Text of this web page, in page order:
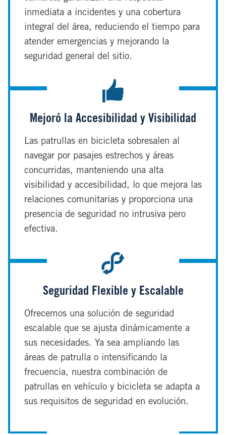
inmediata a incidentes y una cobertura
integral del área, reduciendo el tiempo para
atender emergencias y mejorando la
seguridad general del sitio.
Mejoró la Accesibilidad y Visibilidad
Las patrullas en bicicleta sobresalen al
navegar por pasajes estrechos y áreas
concurridas, manteniendo una alta
visibilidad y accesibilidad, lo que mejora las
relaciones comunitarias y proporciona una
presencia de seguridad no intrusiva pero
efectiva.
Seguridad Flexible y Escalable
Ofrecemos una solución de seguridad
escalable que se ajusta dinámicamente a
sus necesidades. Ya sea ampliando las
áreas de patrulla o intensificando la
frecuencia, nuestra combinación de
patrullas en vehículo y bicicleta se adapta a
sus requisitos de seguridad en evolución.